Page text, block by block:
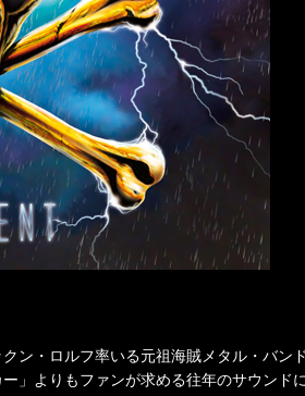
ン・ロルフ率いる元祖海賊メタル・バン
」よりもファンが求める往年のサウン